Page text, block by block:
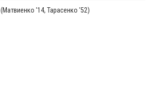
(Матвиенко '14, Тарасенко '52)